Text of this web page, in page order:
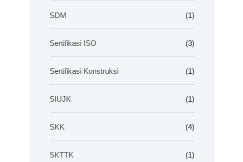
SDM (1)
Sertifikasi ISO (3)
Sertifikasi Konstruksi (1)
SIUJK (1)
SKK (4)
SKTTK (1)